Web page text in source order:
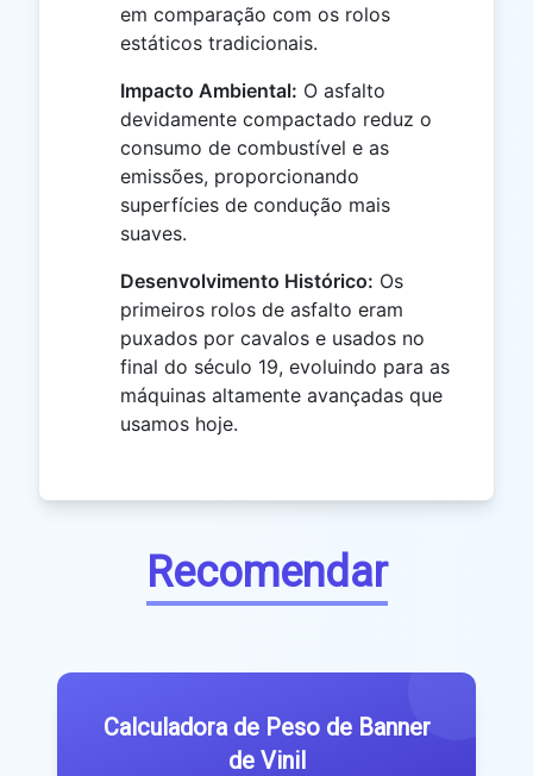
em comparação com os rolos
estáticos tradicionais.
Impacto Ambiental: O asfalto
devidamente compactado reduz o
consumo de combustível e as
emissões, proporcionando
superfícies de condução mais
suaves.
Desenvolvimento Histórico: Os
primeiros rolos de asfalto eram
puxados por cavalos e usados ​​no
final do século 19, evoluindo para as
máquinas altamente avançadas que
usamos hoje.
Recomendar
Calculadora de Peso de Banner
de Vinil